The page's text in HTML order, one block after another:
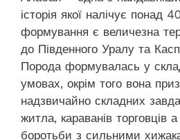
історія якої налічує понад
формування є величезна
до Південного Уралу та
Порода формувалась у
умовах, окрім того вона
надзвичайно складних
житла, караванів торговців
боротьби з сильними